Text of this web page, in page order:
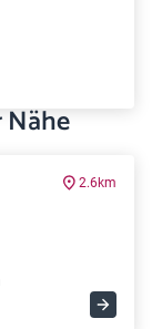
Nähe
2.6km